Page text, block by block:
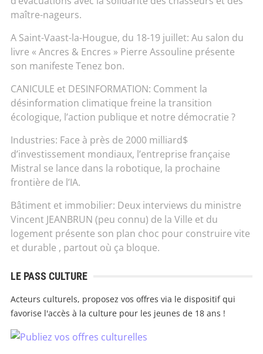
maître-nageurs.
A Saint-Vaast-la-Hougue, du 18-19 juillet: Au salon du
livre « Ancres & Encres » Pierre Assouline présente
son manifeste Tenez bon.
CANICULE et DESINFORMATION: Comment la
désinformation climatique freine la transition
écologique, l’action publique et notre démocratie ?
Industries: Face à près de 2000 milliard$
d’investissement mondiaux, l’entreprise française
Mistral se lance dans la robotique, la prochaine
frontière de l’IA.
Bâtiment et immobilier: Deux interviews du ministre
Vincent JEANBRUN (peu connu) de la Ville et du
logement présente son plan choc pour construire vite
et durable , partout où ça bloque.
LE PASS CULTURE
Acteurs culturels, proposez vos offres via le dispositif qui
favorise l'accès à la culture pour les jeunes de 18 ans !